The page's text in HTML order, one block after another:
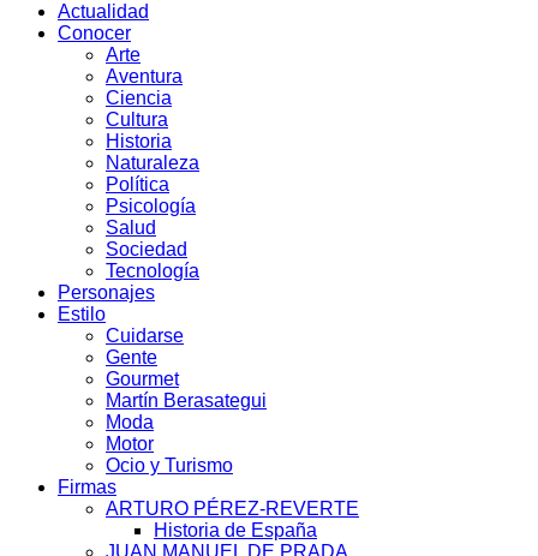
Actualidad
Conocer
Arte
Aventura
Ciencia
Cultura
Historia
Naturaleza
Política
Psicología
Salud
Sociedad
Tecnología
Personajes
Estilo
Cuidarse
Gente
Gourmet
Martín Berasategui
Moda
Motor
Ocio y Turismo
Firmas
ARTURO PÉREZ-REVERTE
Historia de España
JUAN MANUEL DE PRADA